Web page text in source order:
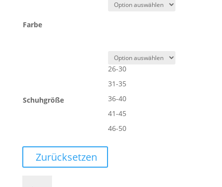
Farbe
Schuhgröße
26-30
31-35
36-40
41-45
46-50
Zurücksetzen